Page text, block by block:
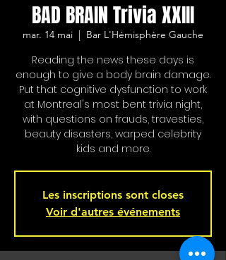
BAD BRAIN Trivia XXIII
mar. 14 mai Bar L'Hémisphère Gauche
Reading the news these days is
enough to give a body brain damage.
Put that cognitive dysfunction to work
at Montreal's most bent trivia night,
with questions on frauds, travesties,
beauty disasters, warped celebrity
kids and more.
Les inscriptions sont closes
Voir d'autres événements